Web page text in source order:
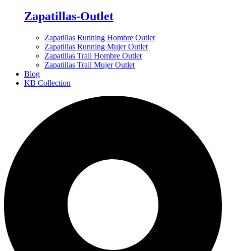
Zapatillas-Outlet
Zapatillas Running Hombre Outlet
Zapatillas Running Mujer Outlet
Zapatillas Trail Hombre Outlet
Zapatillas Trail Mujer Outlet
Blog
KB Collection